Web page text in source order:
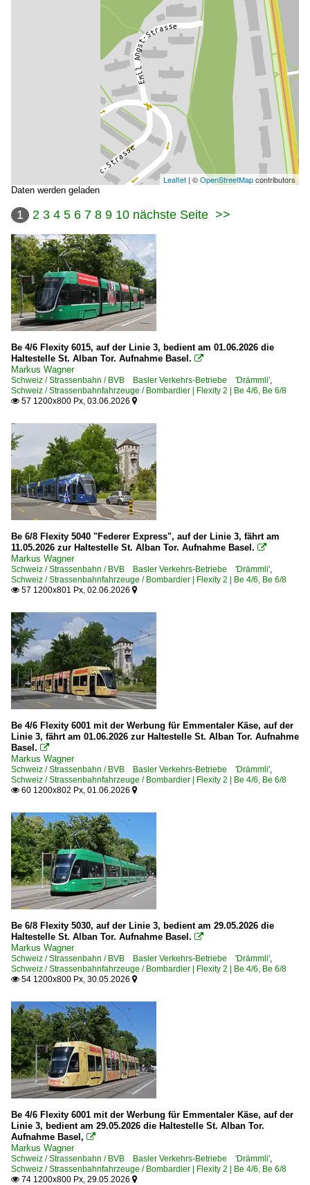
Leaflet | ©OpenStreetMapcontributors
Daten werden geladen
1 2 3 4 5 6 7 8 9 10 nächste Seite >>
Be 4/6 Flexity 6015, auf der Linie 3, bedient am 01.06.2026 die
Haltestelle St. Alban Tor. Aufnahme Basel. 
Markus Wagner
Schweiz / Strassenbahn / BVB Basler Verkehrs-Betriebe 'Drämmli'
Schweiz / Strassenbahnfahrzeuge / Bombardier | Flexity 2 | Be 4/6, Be 6/8
 57 1200x800 Px, 03.06.2026 
Be 6/8 Flexity 5040 "Federer Express", auf der Linie 3, fährt am
11.05.2026 zur Haltestelle St. Alban Tor. Aufnahme Basel. 
Markus Wagner
Schweiz / Strassenbahn / BVB Basler Verkehrs-Betriebe 'Drämmli'
Schweiz / Strassenbahnfahrzeuge / Bombardier | Flexity 2 | Be 4/6, Be 6/8
 57 1200x801 Px, 02.06.2026 
Be 4/6 Flexity 6001 mit der Werbung für Emmentaler Käse, auf der
Linie 3, fährt am 01.06.2026 zur Haltestelle St. Alban Tor. Aufnahme
Basel. 
Markus Wagner
Schweiz / Strassenbahn / BVB Basler Verkehrs-Betriebe 'Drämmli'
Schweiz / Strassenbahnfahrzeuge / Bombardier | Flexity 2 | Be 4/6, Be 6/8
 60 1200x802 Px, 01.06.2026 
Be 6/8 Flexity 5030, auf der Linie 3, bedient am 29.05.2026 die
Haltestelle St. Alban Tor. Aufnahme Basel. 
Markus Wagner
Schweiz / Strassenbahn / BVB Basler Verkehrs-Betriebe 'Drämmli'
Schweiz / Strassenbahnfahrzeuge / Bombardier | Flexity 2 | Be 4/6, Be 6/8
 54 1200x800 Px, 30.05.2026 
Be 4/6 Flexity 6001 mit der Werbung für Emmentaler Käse, auf der
Linie 3, bedient am 29.05.2026 die Haltestelle St. Alban Tor.
Aufnahme Basel, 
Markus Wagner
Schweiz / Strassenbahn / BVB Basler Verkehrs-Betriebe 'Drämmli'
Schweiz / Strassenbahnfahrzeuge / Bombardier | Flexity 2 | Be 4/6, Be 6/8
 74 1200x800 Px, 29.05.2026 